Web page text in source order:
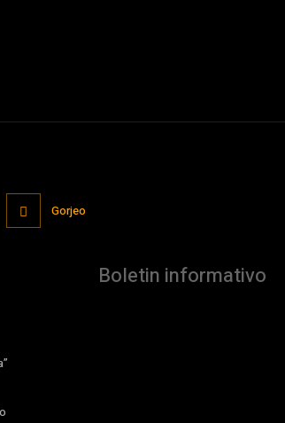
Gorjeo
Boletin informativo